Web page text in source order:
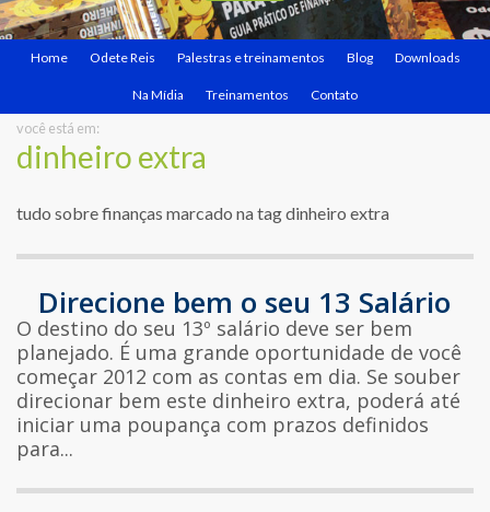
Home Odete Reis Palestras e treinamentos Blog Downloads
Na Mídia Treinamentos Contato
você está em:
dinheiro extra
tudo sobre finanças marcado na tag dinheiro extra
Direcione bem o seu 13 Salário
O destino do seu 13º salário deve ser bem
planejado. É uma grande oportunidade de você
começar 2012 com as contas em dia. Se souber
direcionar bem este dinheiro extra, poderá até
iniciar uma poupança com prazos definidos
para...